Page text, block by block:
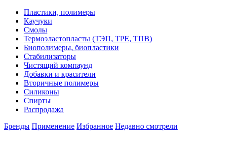
Пластики, полимеры
Каучуки
Смолы
Термоэластопласты (ТЭП, TPE, ТПВ)
Биополимеры, биопластики
Стабилизаторы
Чистящий компаунд
Добавки и красители
Вторичные полимеры
Силиконы
Спирты
Распродажа
Бренды Применение Избранное Недавно смотрели